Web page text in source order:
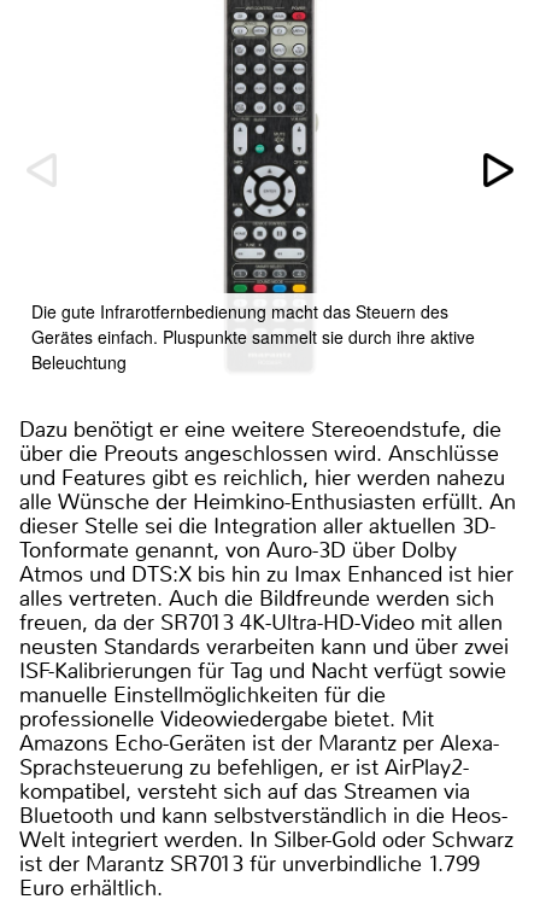
Die gute Infrarotfernbedienung macht das Steuern des
Gerätes einfach. Pluspunkte sammelt sie durch ihre aktive
Beleuchtung
Dazu benötigt er eine weitere Stereoendstufe, die
über die Preouts angeschlossen wird. Anschlüsse
und Features gibt es reichlich, hier werden nahezu
alle Wünsche der Heimkino-Enthusiasten erfüllt. An
dieser Stelle sei die Integration aller aktuellen 3D-
Tonformate genannt, von Auro-3D über Dolby
Atmos und DTS:X bis hin zu Imax Enhanced ist hier
alles vertreten. Auch die Bildfreunde werden sich
freuen, da der SR7013 4K-Ultra-HD-Video mit allen
neusten Standards verarbeiten kann und über zwei
ISF-Kalibrierungen für Tag und Nacht verfügt sowie
manuelle Einstellmöglichkeiten für die
professionelle Videowiedergabe bietet. Mit
Amazons Echo-Geräten ist der Marantz per Alexa-
Sprachsteuerung zu befehligen, er ist AirPlay2-
kompatibel, versteht sich auf das Streamen via
Bluetooth und kann selbstverständlich in die Heos-
Welt integriert werden. In Silber-Gold oder Schwarz
ist der Marantz SR7013 für unverbindliche 1.799
Euro erhältlich.